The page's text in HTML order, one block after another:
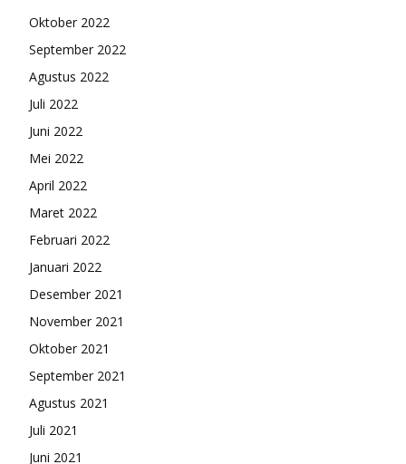
Oktober 2022
September 2022
Agustus 2022
Juli 2022
Juni 2022
Mei 2022
April 2022
Maret 2022
Februari 2022
Januari 2022
Desember 2021
November 2021
Oktober 2021
September 2021
Agustus 2021
Juli 2021
Juni 2021